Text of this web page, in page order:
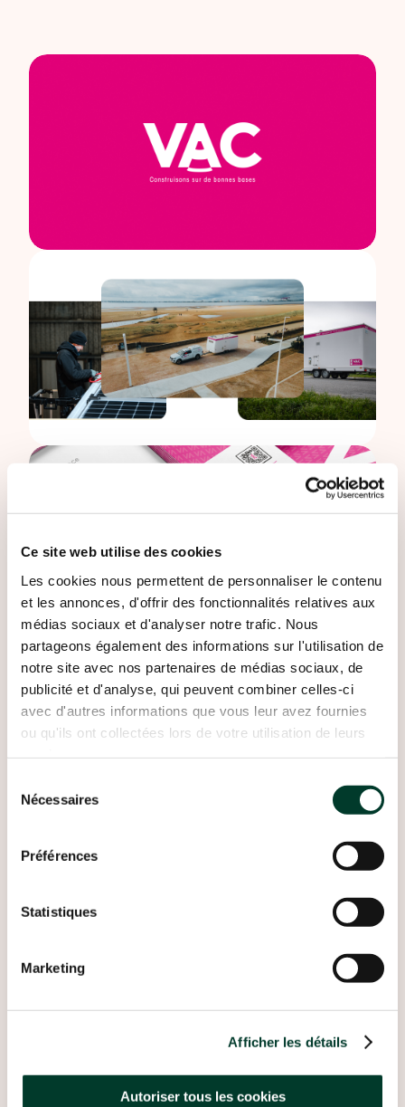
Ce site web utilise des cookies
Les cookies nous permettent de personnaliser le contenu
et les annonces, d'offrir des fonctionnalités relatives aux
médias sociaux et d'analyser notre trafic. Nous
partageons également des informations sur l'utilisation de
notre site avec nos partenaires de médias sociaux, de
publicité et d'analyse, qui peuvent combiner celles-ci
avec d'autres informations que vous leur avez fournies
ou qu'ils ont collectées lors de votre utilisation de leurs
Nécessaires
Préférences
Statistiques
Marketing
Afficher les détails
Autoriser tous les cookies